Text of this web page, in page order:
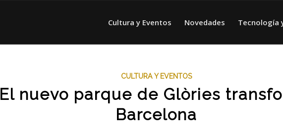
Cultura y Eventos Novedades Tecnología
CULTURA Y EVENTOS
El nuevo parque de Glòries
Barcelona